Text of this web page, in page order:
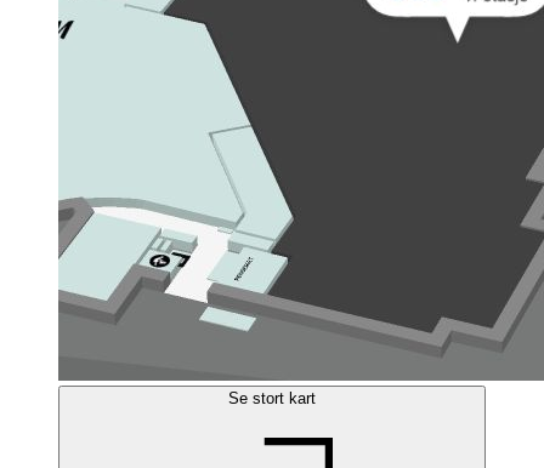
Se stort kart